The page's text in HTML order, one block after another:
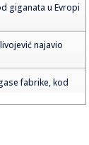
giganata u Evropi
najavio
fabrike, kod